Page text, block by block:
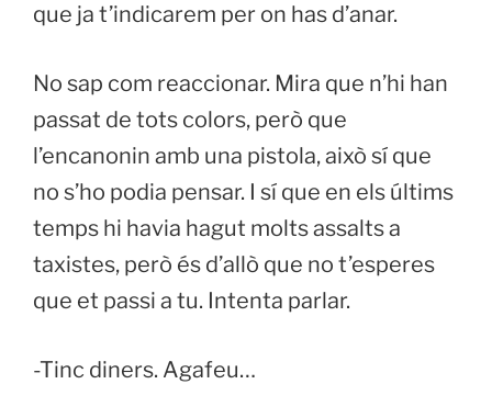
que ja t’indicarem per on has d’anar.
No sap com reaccionar. Mira que n’hi han
passat de tots colors, però que
l’encanonin amb una pistola, això sí que
no s’ho podia pensar. I sí que en els últims
temps hi havia hagut molts assalts a
taxistes, però és d’allò que no t’esperes
que et passi a tu. Intenta parlar.
-Tinc diners. Agafeu…